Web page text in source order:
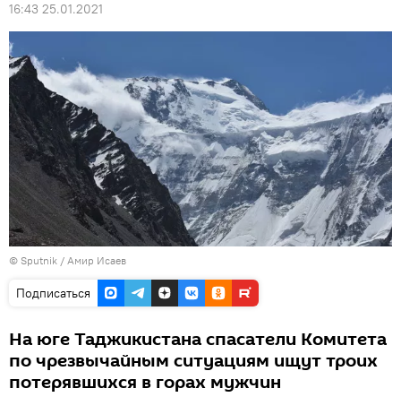
16:43 25.01.2021
© Sputnik / Амир Исаев
Подписаться
На юге Таджикистана спасатели Комитета
по чрезвычайным ситуациям ищут троих
потерявшихся в горах мужчин